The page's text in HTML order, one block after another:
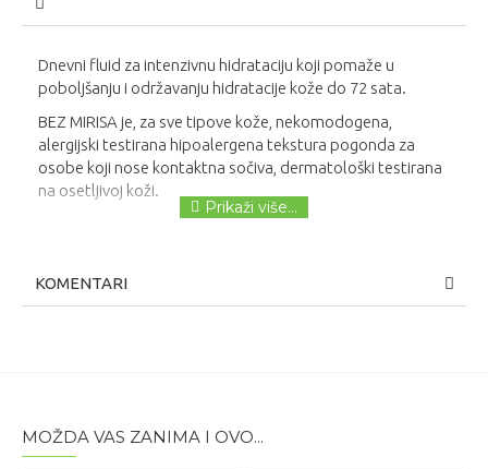
Dnevni fluid za intenzivnu hidrataciju koji pomaže u
poboljšanju i održavanju hidratacije kože do 72 sata.
BEZ MIRISA je, za sve tipove kože, nekomodogena,
alergijski testirana hipoalergena tekstura pogonda za
osobe koji nose kontaktna sočiva, dermatološki testirana
na osetljivoj koži.
KOMENTARI
MOŽDA VAS ZANIMA I OVO...